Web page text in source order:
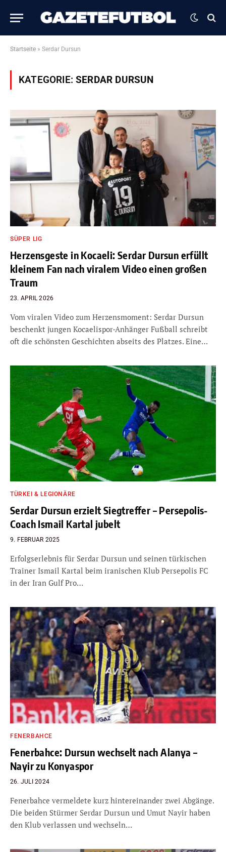
Startseite » Serdar Dursun
KATEGORIE:SERDAR DURSUN
SÜPER LIG
Herzensgeste in Kocaeli: Serdar Dursun erfüllt
kleinem Fan nach viralem Video einen großen
Traum
23. APRIL 2026
Vom viralen Video zum Herzensmoment: Serdar Dursun
beschenkt jungen Kocaelispor-Anhänger Fußball schreibt
oft die schönsten Geschichten abseits des Platzes. Eine…
TÜRKEI & LEGIONÄRE
Serdar Dursun erzielt Siegtreffer – Persepolis-
Coach Ismail Kartal jubelt
9. FEBRUAR 2025
Erfolgserlebnis für Serdar Dursun und seinen türkischen
Trainer Ismail Kartal beim iranischen Klub Persepolis FC
in der Iran Gulf Pro…
FENERBAHCE
Fenerbahce: Dursun wechselt nach Alanya –
Nayir zu Konyaspor
26. JULI 2024
Fenerbahce vermeldete kurz hintereinander zwei Abgänge.
Die beiden Stürmer Serdar Dursun und Umut Nayir haben
den Klub verlassen und wechseln…